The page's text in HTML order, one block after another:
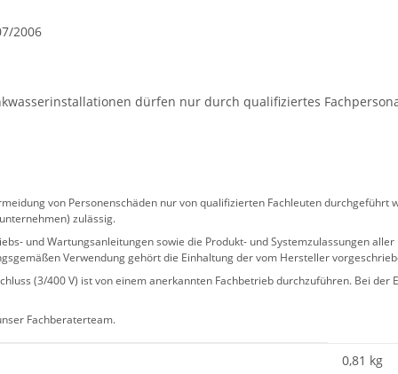
2006
dürfen nur durch qualifiziertes
von Personenschäden nur von qualifizierten Fachleuten durchgeführt
zulässig.
und Wartungsanleitungen sowie die Produkt- und Systemzulassungen
Verwendung gehört die Einhaltung der vom Hersteller
(3/400 V) ist von einem anerkannten Fachbetrieb durchzuführen. Bei
Fachberaterteam.
0,81 kg